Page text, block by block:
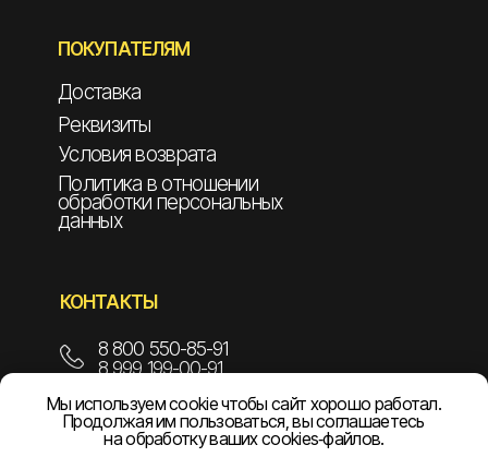
ПОКУПАТЕЛЯМ
Доставка
Реквизиты
Условия возврата
Политика в отношении
обработки персональных
данных
КОНТАКТЫ
info@npoelekom.ru
8 800 550-85-91
8 999 199-00-91
Мы используем cookie чтобы сайт хорошо работал.
Продолжая им пользоваться, вы соглашаетесь
на обработку ваших cookies‑файлов.